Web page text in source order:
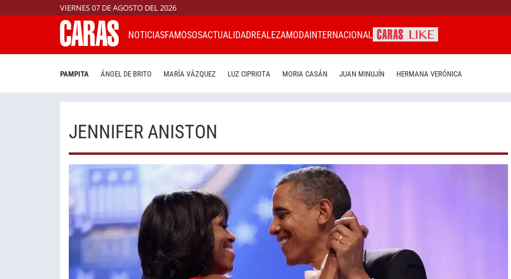
VIERNES 07 DE AGOSTO DEL 2026
NOTICIASFAMOSOSACTUALIDADREALEZAMODAINTERNACIONAL
PAMPITA ÁNGEL DE BRITO MARÍA VÁZQUEZ LUZ CIPRIOTA MORIA CASÁN JUAN MINUJÍN HERMANA VERÓNICA
JENNIFER ANISTON